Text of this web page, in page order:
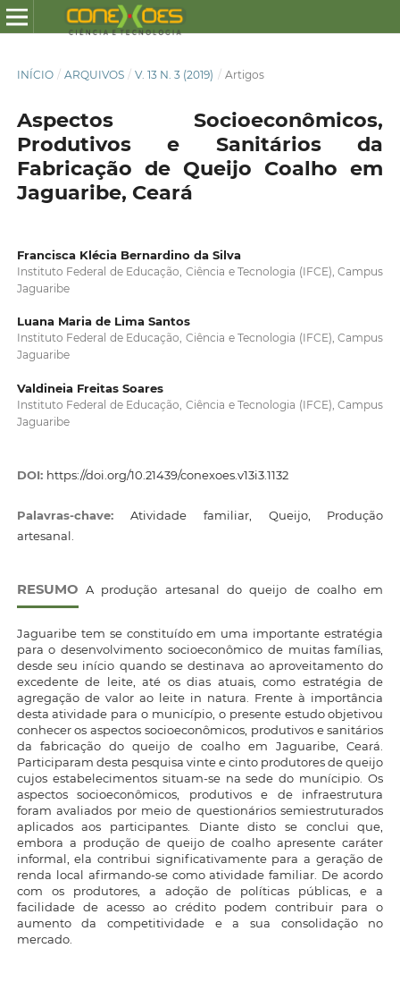
INÍCIO / ARQUIVOS / V. 13 N. 3 (2019) / Artigos
Aspectos Socioeconômicos,
Produtivos e Sanitários da
Fabricação de Queijo Coalho em
Jaguaribe, Ceará
Francisca Klécia Bernardino da Silva
Instituto Federal de Educação, Ciência e Tecnologia (IFCE), Campus
Jaguaribe
Luana Maria de Lima Santos
Instituto Federal de Educação, Ciência e Tecnologia (IFCE), Campus
Jaguaribe
Valdineia Freitas Soares
Instituto Federal de Educação, Ciência e Tecnologia (IFCE), Campus
Jaguaribe
DOI: https://doi.org/10.21439/conexoes.v13i3.1132
Palavras-chave:Atividade familiar, Queijo, Produção
artesanal.
RESUMO A produção artesanal do queijo de coalho em
Jaguaribe tem se constituído em uma importante estratégia
para o desenvolvimento socioeconômico de muitas famílias,
desde seu início quando se destinava ao aproveitamento do
excedente de leite, até os dias atuais, como estratégia de
agregação de valor ao leite in natura. Frente à importância
desta atividade para o município, o presente estudo objetivou
conhecer os aspectos socioeconômicos, produtivos e sanitários
da fabricação do queijo de coalho em Jaguaribe, Ceará.
Participaram desta pesquisa vinte e cinto produtores de queijo
cujos estabelecimentos situam-se na sede do munícipio. Os
aspectos socioeconômicos, produtivos e de infraestrutura
foram avaliados por meio de questionários semiestruturados
aplicados aos participantes. Diante disto se conclui que,
embora a produção de queijo de coalho apresente caráter
informal, ela contribui significativamente para a geração de
renda local afirmando-se como atividade familiar. De acordo
com os produtores, a adoção de políticas públicas, e a
facilidade de acesso ao crédito podem contribuir para o
aumento da competitividade e a sua consolidação no
mercado.